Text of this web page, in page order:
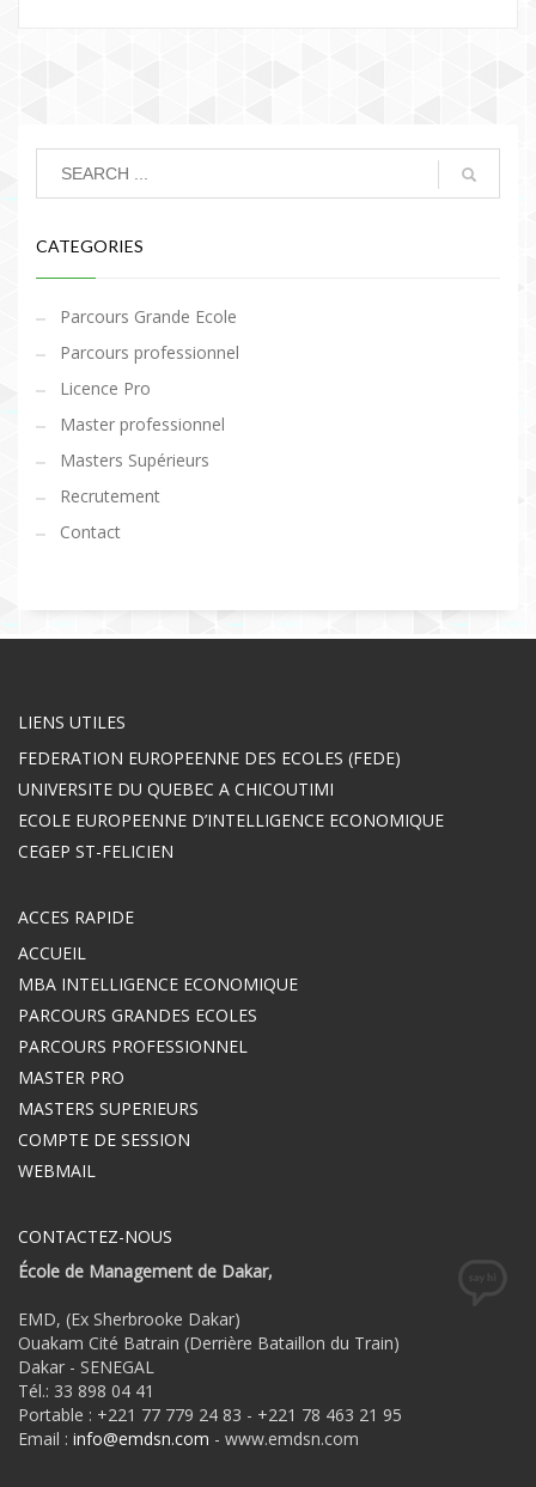
CATEGORIES
Parcours Grande Ecole
Parcours professionnel
Licence Pro
Master professionnel
Masters Supérieurs
Recrutement
Contact
LIENS UTILES
FEDERATION EUROPEENNE DES ECOLES (FEDE)
UNIVERSITE DU QUEBEC A CHICOUTIMI
ECOLE EUROPEENNE D’INTELLIGENCE ECONOMIQUE
CEGEP ST-FELICIEN
ACCES RAPIDE
ACCUEIL
MBA INTELLIGENCE ECONOMIQUE
PARCOURS GRANDES ECOLES
PARCOURS PROFESSIONNEL
MASTER PRO
MASTERS SUPERIEURS
COMPTE DE SESSION
WEBMAIL
CONTACTEZ-NOUS
École de Management de Dakar,
EMD, (Ex Sherbrooke Dakar)
Ouakam Cité Batrain (Derrière Bataillon du Train)
Dakar - SENEGAL
Tél.: 33 898 04 41
Portable : +221 77 779 24 83 - +221 78 463 21 95
Email : info@emdsn.com - www.emdsn.com